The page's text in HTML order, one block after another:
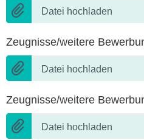
Datei hochladen
Zeugnisse/weitere
Datei hochladen
Zeugnisse/weitere
Datei hochladen